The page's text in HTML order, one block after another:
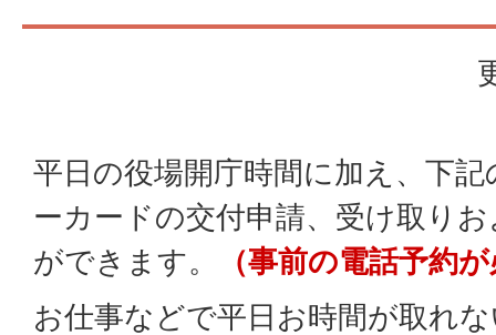
平日の役場開庁時間に加え、下
ーカードの交付申請、受け取り
ができます。
（事前の電話予約
お仕事などで平日お時間が取れ